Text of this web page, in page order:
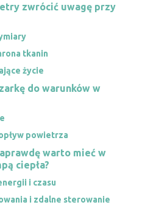
zwrócić uwagę przy
tkanin
życie
do warunków w
powietrza
warto mieć w
ciepła?
i czasu
i zdalne sterowanie